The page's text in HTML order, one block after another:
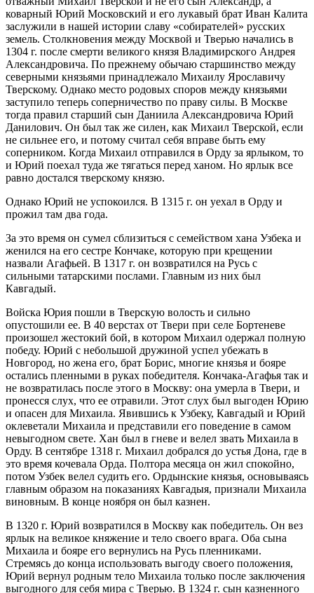
коварный Юрий Московский и его лукавый брат Иван Калита
заслужили в нашей истории славу «собирателей» русских
земель. Столкновения между Москвой и Тверью начались в
1304 г. после смерти великого князя Владимирского Андрея
Александровича. По прежнему обычаю старшинство между
северными князьями принадлежало Михаилу Ярославичу
Тверскому. Однако место родовых споров между князьями
заступило теперь соперничество по праву силы. В Москве
тогда правил старший сын Даниила Александровича Юрий
Данилович. Он был так же силен, как Михаил Тверской, если
не сильнее его, и потому считал себя вправе быть ему
соперником. Когда Михаил отправился в Орду за ярлыком, то
и Юрий поехал туда же тягаться перед ханом. Но ярлык все
равно достался тверскому князю.
Однако Юрий не успокоился. В 1315 г. он уехал в Орду и
прожил там два года.
За это время он сумел сблизиться с семейством хана Узбека и
женился на его сестре Кончаке, которую при крещении
назвали Агафьей. В 1317 г. он возвратился на Русь с
сильными татарскими послами. Главным из них был
Кавгадый.
Войска Юрия пошли в Тверскую волость и сильно
опустошили ее. В 40 верстах от Твери при селе Бортеневе
произошел жестокий бой, в котором Михаил одержал полную
победу. Юрий с небольшой дружиной успел убежать в
Новгород, но жена его, брат Борис, многие князья и бояре
остались пленными в руках победителя. Кончака-Агафья так и
не возвратилась после этого в Москву: она умерла в Твери, и
пронесся слух, что ее отравили. Этот слух был выгоден Юрию
и опасен для Михаила. Явившись к Узбеку, Кавгадый и Юрий
оклеветали Михаила и представили его поведение в самом
невыгодном свете. Хан был в гневе и велел звать Михаила в
Орду. В сентябре 1318 г. Михаил добрался до устья Дона, где в
это время кочевала Орда. Полтора месяца он жил спокойно,
потом Узбек велел судить его. Ордынские князья, основываясь
главным образом на показаниях Кавгадыя, признали Михаила
виновным. В конце ноября он был казнен.
В 1320 г. Юрий возвратился в Москву как победитель. Он вез
ярлык на великое княжение и тело своего врага. Оба сына
Михаила и бояре его вернулись на Русь пленниками.
Стремясь до конца использовать выгоду своего положения,
Юрий вернул родным тело Михаила только после заключения
выгодного для себя мира с Тверью. В 1324 г. сын казненного